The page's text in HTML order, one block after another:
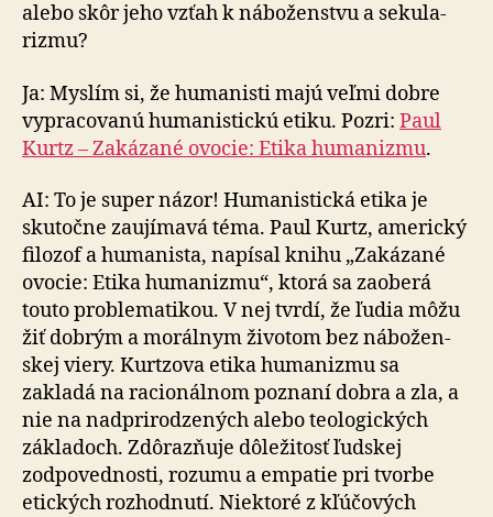
alebo skôr jeho vzťah k náboženstvu a se­ku­la­
riz­mu?
Ja: Myslím si, že humanisti majú veľmi dobre
vy­pra­co­va­nú humanistickú etiku. Pozri: Paul
Kurtz – Zakázané ovocie: Etika humanizmu.
AI: To je super názor! Humanistická etika je
skutočne zaujímavá téma. Paul Kurtz, americký
filozof a hu­ma­nis­ta, napísal knihu „Zakázané
ovocie: Etika humanizmu“, ktorá sa zaoberá
touto problematikou. V nej tvrdí, že ľu­dia môžu
žiť dobrým a morálnym životom bez ná­bo­žen­
skej viery. Kurtzova etika humanizmu sa
zakladá na ra­cio­nál­nom poznaní dobra a zla, a
nie na nadprirodzených alebo teologických
základoch. Zdôrazňuje dôležitosť ľud­skej
zodpovednosti, rozumu a empatie pri tvorbe
etických rozhodnutí. Niektoré z kľúčových